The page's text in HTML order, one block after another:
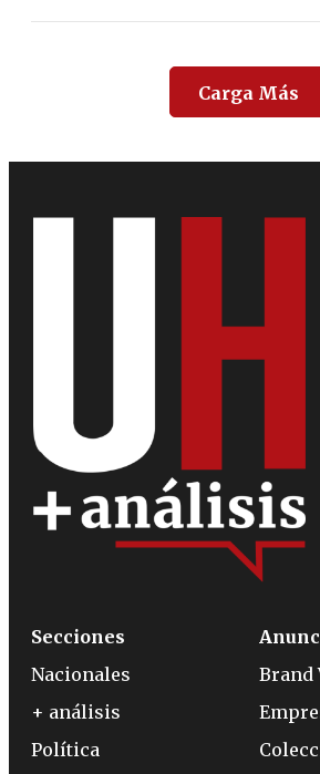
Carga Más
Secciones
Nacionales
+ análisis
Política
Brand